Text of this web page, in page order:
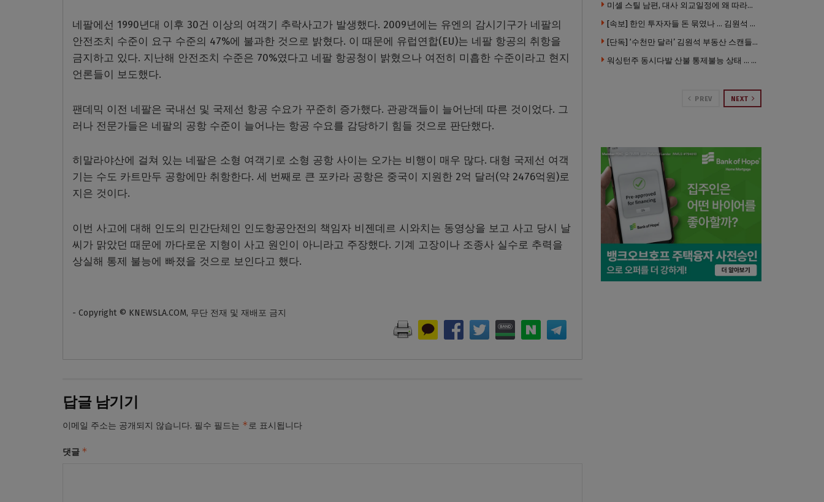
네팔에선 1990년대 이후 30건 이상의 여객기 추락사고가 발생했다. 2009년에는 유엔의 감시기구가 네팔의
안전조치 수준이 요구 수준의 47%에 불과한 것으로 밝혔다. 이 때문에 유럽연합(EU)는 네팔 항공의 취항을
금지하고 있다. 지난해 안전조치 수준은 70%였다고 네팔 항공청이 밝혔으나 여전히 미흡한 수준이라고 현지
언론들이 보도했다.
팬데믹 이전 네팔은 국내선 및 국제선 항공 수요가 꾸준히 증가했다. 관광객들이 늘어난데 따른 것이었다. 그
러나 전문가들은 네팔의 공항 수준이 늘어나는 항공 수요를 감당하기 힘들 것으로 판단했다.
히말라야산에 걸쳐 있는 네팔은 소형 여객기로 소형 공항 사이는 오가는 비행이 매우 많다. 대형 국제선 여객
기는 수도 카트만두 공항에만 취항한다. 세 번째로 큰 포카라 공항은 중국이 지원한 2억 달러(약 2476억원)로
지은 것이다.
이번 사고에 대해 인도의 민간단체인 인도항공안전의 책임자 비젠데르 시와치는 동영상을 보고 사고 당시 날
씨가 맑았던 때문에 까다로운 지형이 사고 원인이 아니라고 주장했다. 기계 고장이나 조종사 실수로 추력을
상실해 통제 불능에 빠졌을 것으로 보인다고 했다.
- Copyright © KNEWSLA.COM, 무단 전재 및 재배포 금지
답글 남기기
이메일 주소는 공개되지 않습니다. 필수 필드는 *로 표시됩니다
댓글 *
미셸 스틸 남편, 대사 외교일정에 왜 따라갔나 … “매우 이례적”
[속보] 한인 투자자들 돈 묶였나 … 김원석 회사들 챕터7 강제파산·자진파산 잇따라 신청
[단독] ‘수천만 달러’ 김원석 부동산 스캔들 새 국면 … 한인 투자자들 소송 잇따라 ‘디폴트’ 절차
워싱턴주 동시다발 산불 통제불능 상태 … 이재민 수십만명
PREV NEXT